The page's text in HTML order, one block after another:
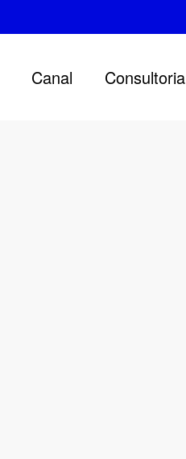
Canal Consultoria